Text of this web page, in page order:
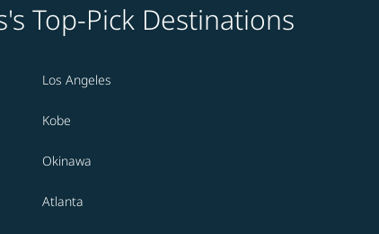
Top-Pick Destinations
Los Angeles
Kobe
Okinawa
Atlanta